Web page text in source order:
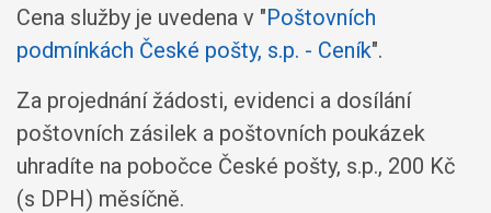
Cena služby je uvedena v "Poštovních
podmínkách České pošty, s.p. - Ceník".
Za projednání žádosti, evidenci a dosílání
poštovních zásilek a poštovních poukázek
uhradíte na pobočce České pošty, s.p., 200 Kč
(s DPH) měsíčně.